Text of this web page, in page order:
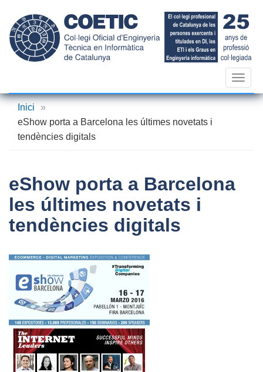
contingut
Inici
»
eShow porta a Barcelona les últimes novetats i
tendències digitals
eShow porta a Barcelona
les últimes novetats i
tendències digitals